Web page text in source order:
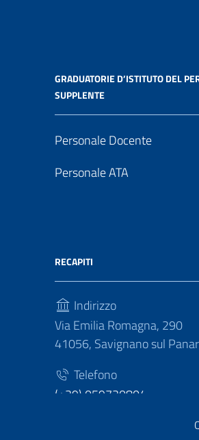
GRADUATORIE D’ISTITUTO DEL
SUPPLENTE
Personale Docente
Personale ATA
RECAPITI
Indirizzo
Via Emilia Romagna, 290
41056, Savignano sul
Telefono
(+39) 059730804